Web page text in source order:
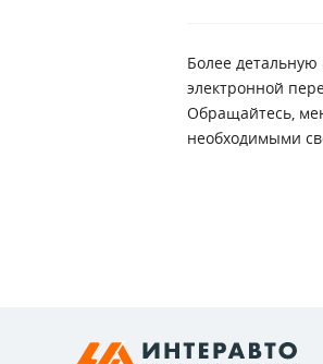
Более
электронной
Обращайтесь,
необходимыми